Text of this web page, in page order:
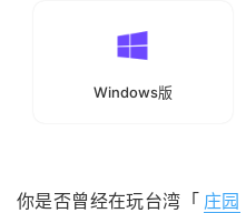
Windows版
你是否曾经在玩台湾「 庄园